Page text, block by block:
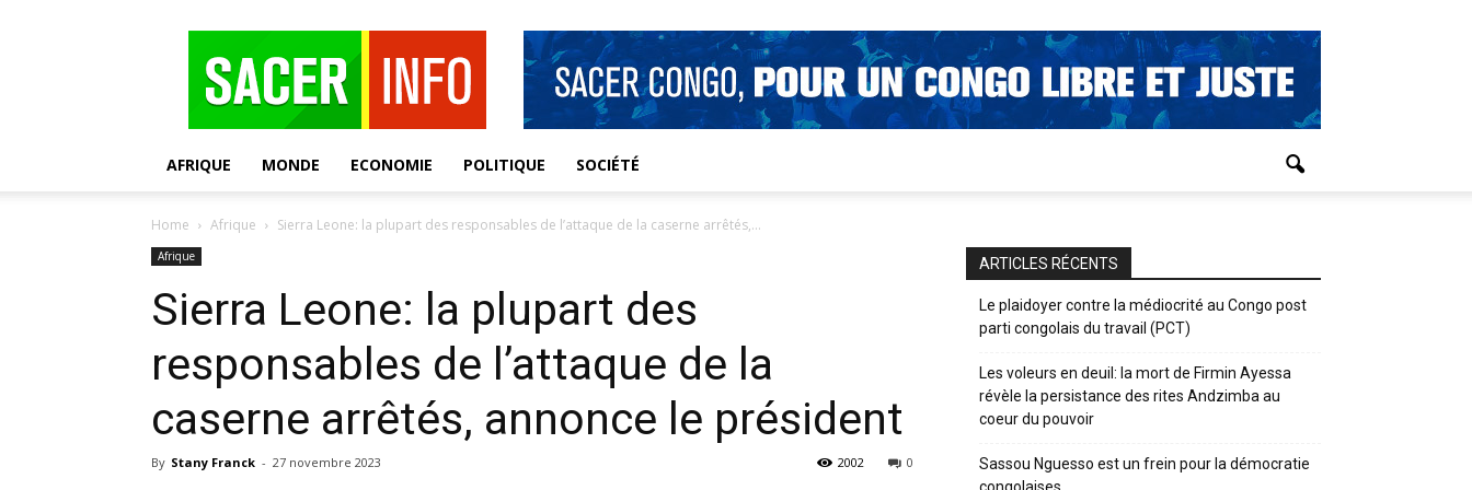
AFRIQUE MONDE ECONOMIE POLITIQUE SOCIÉTÉ
Home Afrique Sierra Leone: la plupart des responsables de l’attaque de la caserne arrêtés,...
Afrique
Sierra Leone: la plupart des
responsables de l’attaque de la
caserne arrêtés, annonce le président
By Stany Franck - 27 novembre 2023 0
2002
ARTICLES RÉCENTS
Le plaidoyer contre la médiocrité au Congo post
parti congolais du travail (PCT)
Les voleurs en deuil: la mort de Firmin Ayessa
révèle la persistance des rites Andzimba au
coeur du pouvoir
Sassou Nguesso est un frein pour la démocratie